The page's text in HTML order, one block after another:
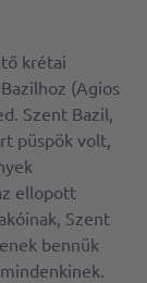
krétai
(Agios
Szent Bazil,
püspök volt,
ellopott
Szent
bennük